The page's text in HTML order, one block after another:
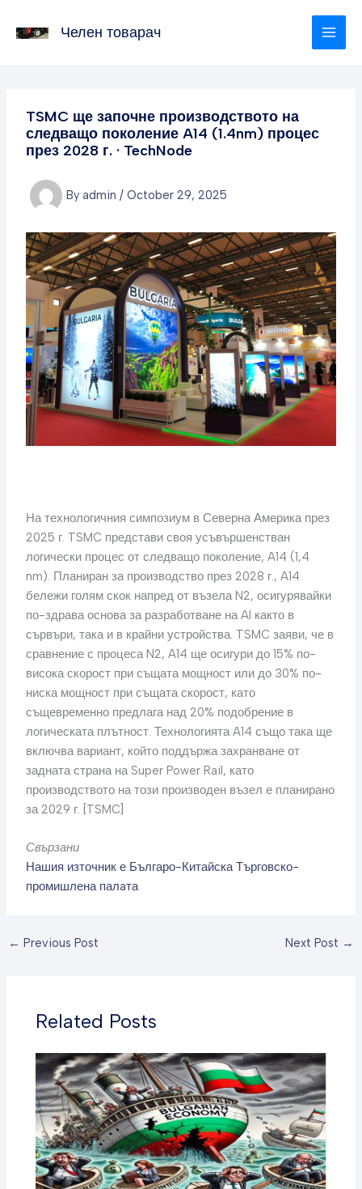
Челен товарач
TSMC ще започне производството на
следващо поколение A14 (1.4nm) процес
през 2028 г. · TechNode
By admin / October 29, 2025
На технологичния симпозиум в Северна Америка през
2025 г. TSMC представи своя усъвършенстван
логически процес от следващо поколение, A14 (1,4
nm). Планиран за производство през 2028 г., A14
бележи голям скок напред от възела N2, осигурявайки
по-здрава основа за разработване на AI както в
сървъри, така и в крайни устройства. TSMC заяви, че в
сравнение с процеса N2, A14 ще осигури до 15% по-
висока скорост при същата мощност или до 30% по-
ниска мощност при същата скорост, като
същевременно предлага над 20% подобрение в
логическата плътност. Технологията A14 също така ще
включва вариант, който поддържа захранване от
задната страна на Super Power Rail, като
производството на този производен възел е планирано
за 2029 г. [TSMC]
Свързани
Нашия източник е Българо-Китайска Търговско-
промишлена палaта
← Previous Post Next Post →
Related Posts